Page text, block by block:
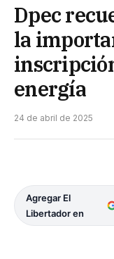
Dpec
la
energía
24 de abril de 2025
Agregar El
Libertador en